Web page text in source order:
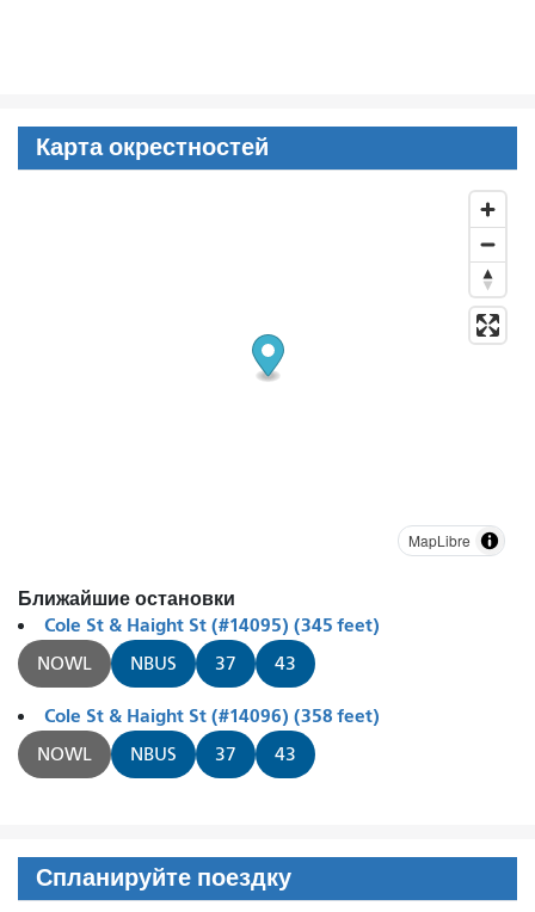
Карта окрестностей
MapLibre
Ближайшие остановки
Cole St & Haight St (#14095) (345 feet)
NOWL NBUS 37 43
Cole St & Haight St (#14096) (358 feet)
NOWL NBUS 37 43
Спланируйте поездку